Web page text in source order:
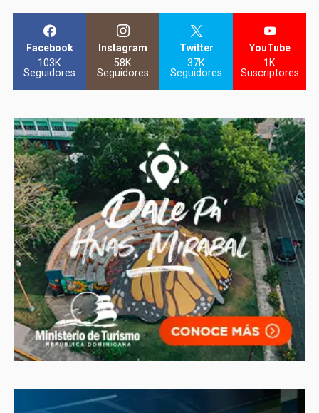
Facebook
103K
Seguidores
Instagram
58K
Seguidores
Twitter
37K
Seguidores
YouTube
1K
Suscriptores